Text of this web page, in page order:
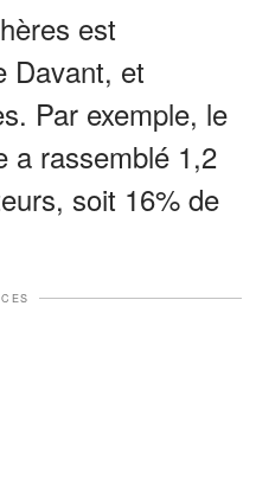
est
Davant, et
Par exemple, le
a rassemblé 1,2
soit 16% de